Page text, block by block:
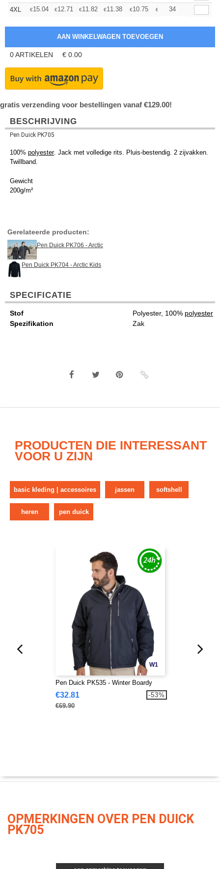
4XL
€15.04 €12.71 €11.82 €11.38 €10.75 € 9.9434
0ARTIKELEN € 0.00
gratis verzending voor bestellingen vanaf €129.00!
BESCHRIJVING
Pen Duick PK705
100% polyester. Jack met volledige rits. Pluis-bestendig. 2 zijvakken.
Twillband.
Gewicht
200g/m²
Gerelateerde producten:
Pen Duick PK706 - Arctic
Pen Duick PK704 - Arctic Kids
SPECIFICATIE
Stof Polyester, 100% polyester
Spezifikation
Zak
PRODUCTEN DIE INTERESSANT
VOOR U ZIJN
basic kleding | accessoires jassen softshell
heren pen duick
W1
Pen Duick PK535 - Winter Boardy
€32.81
€69.90
-53%
OPMERKINGEN OVER PEN DUICK
PK705